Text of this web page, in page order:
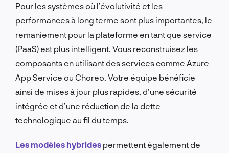
Pour les systèmes où l’évolutivité et les
performances à long terme sont plus importantes, le
remaniement pour la plateforme en tant que service
(PaaS) est plus intelligent. Vous reconstruisez les
composants en utilisant des services comme Azure
App Service ou Choreo. Votre équipe bénéficie
ainsi de mises à jour plus rapides, d’une sécurité
intégrée et d’une réduction de la dette
technologique au fil du temps.
Les modèles hybrides permettent également de